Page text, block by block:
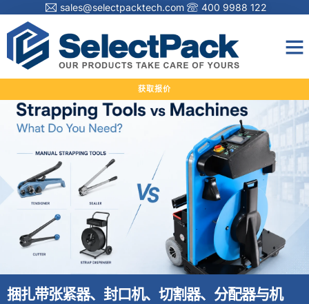
sales@selectpacktech.com 400 9988 122
获取报价
捆扎带张紧器、封口机、切割器、分配器与机